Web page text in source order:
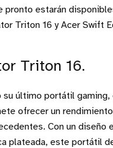
pronto estarán
Triton 16 y Acer Swift
Triton 16.
su último portátil gaming,
ofrecer un rendimiento
Con un diseño
plateada, este portátil